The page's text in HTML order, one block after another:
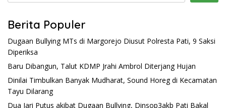
Berita Populer
Dugaan Bullying MTs di Margorejo Diusut Polresta Pati, 9 Saksi
Diperiksa
Baru Dibangun, Talut KDMP Jrahi Ambrol Diterjang Hujan
Dinilai Timbulkan Banyak Mudharat, Sound Horeg di Kecamatan
Tayu Dilarang
Dua Jari Putus akibat Dugaan Bullying, Dinsop3akb Pati Bakal